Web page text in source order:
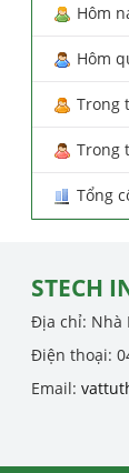
Hôm
Hôm
Trong
Trong
Tổng
STECH
Địa chỉ: Nhà
Điện thoại:
Email: